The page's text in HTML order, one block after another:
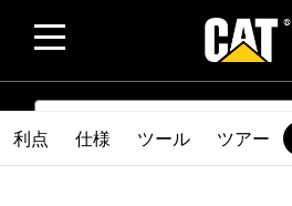
SEARCH
利点 仕様 ツール ツアー